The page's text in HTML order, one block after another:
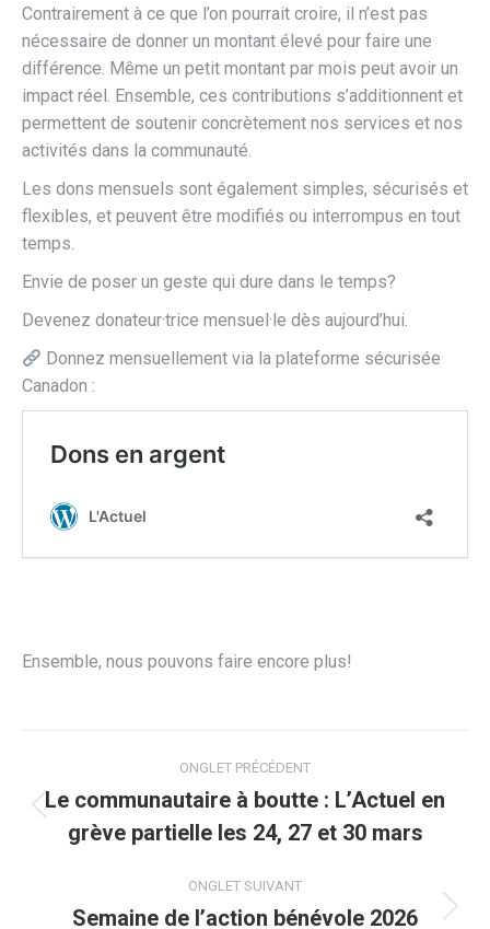
Contrairement à ce que l’on pourrait croire, il n’est pas
nécessaire de donner un montant élevé pour faire une
différence. Même un petit montant par mois peut avoir un
impact réel. Ensemble, ces contributions s’additionnent et
permettent de soutenir concrètement nos services et nos
activités dans la communauté.
Les dons mensuels sont également simples, sécurisés et
flexibles, et peuvent être modifiés ou interrompus en tout
temps.
Envie de poser un geste qui dure dans le temps?
Devenez donateur·trice mensuel·le dès aujourd’hui.
Donnez mensuellement via la plateforme sécurisée
Canadon :
Ensemble, nous pouvons faire encore plus!
Navigation
de
commentaire
ONGLET PRÉCÉDENT
précédent
Le communautaire à boutte : L’Actuel en
grève partielle les 24, 27 et 30 mars
ONGLET SUIVANT
Onglet
Semaine de l’action bénévole 2026